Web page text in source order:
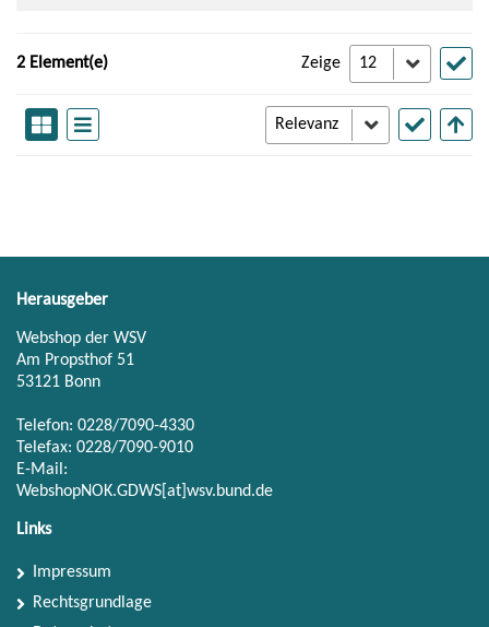
2 Element(e) Zeige
Herausgeber
Webshop der WSV
Am Propsthof 51
53121 Bonn
Telefon: 0228/7090-4330
Telefax: 0228/7090-9010
E-Mail:
WebshopNOK.GDWS[at]wsv.bund.de
Links
Impressum
Rechtsgrundlage